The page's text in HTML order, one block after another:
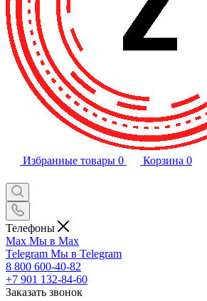
Избранные товары 0 Корзина 0
Телефоны
Max Мы в Max
Telegram Мы в Telegram
8 800 600-40-82
+7 901 132-84-60
Заказать звонок